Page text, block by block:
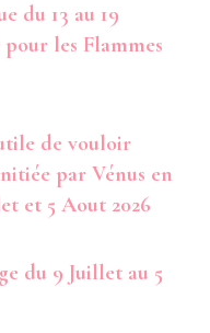
du 13 au 19
les Flammes
de vouloir
par Vénus en
et 5 Aout 2026
du 9 Juillet au 5